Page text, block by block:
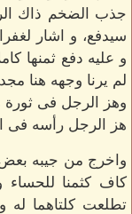
جذب الضخم ذاك
سيدفع، و اشار
و عليه دفع ثمنها
لم يرنا وجهه هنا
وهز الرجل فى ثورة
هز الرجل رأسه فى
واخرج من جيبه بعض
كاف كثمنا للحساء
تطلعت كلتاهما